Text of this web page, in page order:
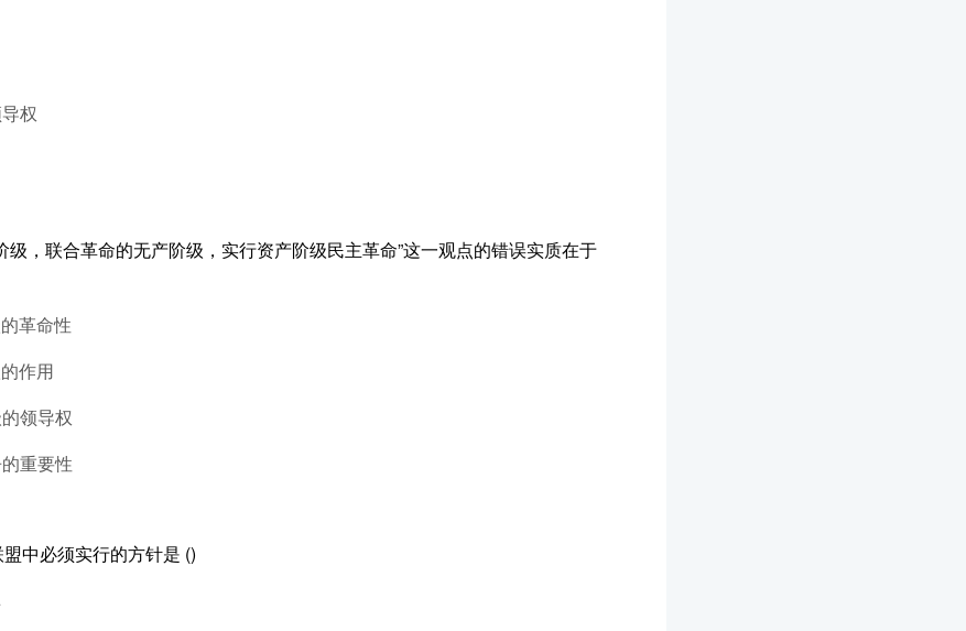
权
级，联合革命的无产阶级，实行资产阶级民主革命”这一观点的错误实质在于
革命性
作用
领导权
重要性
中必须实行的方针是 ()